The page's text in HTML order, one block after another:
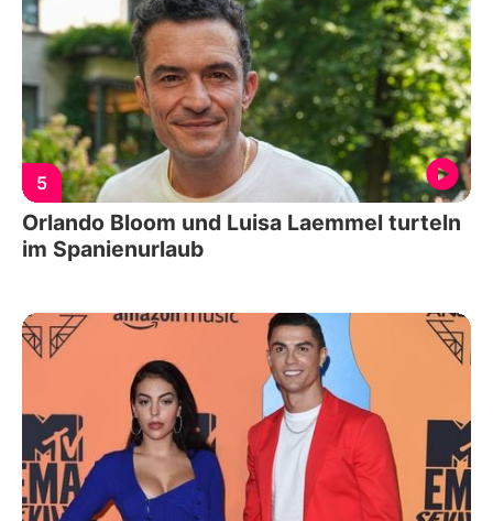
5
Orlando Bloom und Luisa Laemmel turteln
im Spanienurlaub